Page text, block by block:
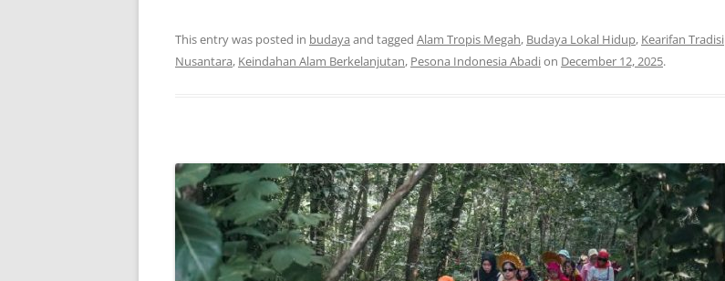
This entry was posted in budaya and tagged Alam Tropis Megah, Budaya Lokal Hidup, Kearifan Tradisi
Nusantara, Keindahan Alam Berkelanjutan, Pesona Indonesia Abadion December 12, 2025.